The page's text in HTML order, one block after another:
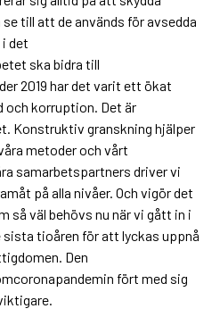
till att de används för avsedda
det
ska bidra till
2019 har det varit ett ökat
och korruption. Det är
Konstruktiv granskning hjälper
metoder och vårt
samarbetspartners driver vi
på alla nivåer. Och vigör det
så väl behövs nu när vi gått in i
sista tioåren för att lyckas uppnå
Den
fört med sig